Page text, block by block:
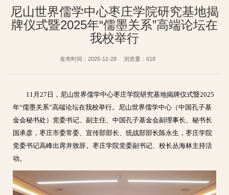
尼山世界儒学中心枣庄学院研究基地揭
牌仪式暨2025年“儒墨关系”高端论坛在
我校举行
发布时间：2025-11-28 浏览量： 618
11月27日，尼山世界儒学中心枣庄学院研究基地揭牌仪式暨2025
年“儒墨关系”高端论坛在我校举行。尼山世界儒学中心（中国孔子基
金会秘书处）党委书记、副主任、中国孔子基金会副理事长、秘书长
国承彦，枣庄市委常委、宣传部部长、统战部部长陈永生，枣庄学院
党委书记高峰出席并致辞。枣庄学院党委副书记、校长丛海林主持活
动。